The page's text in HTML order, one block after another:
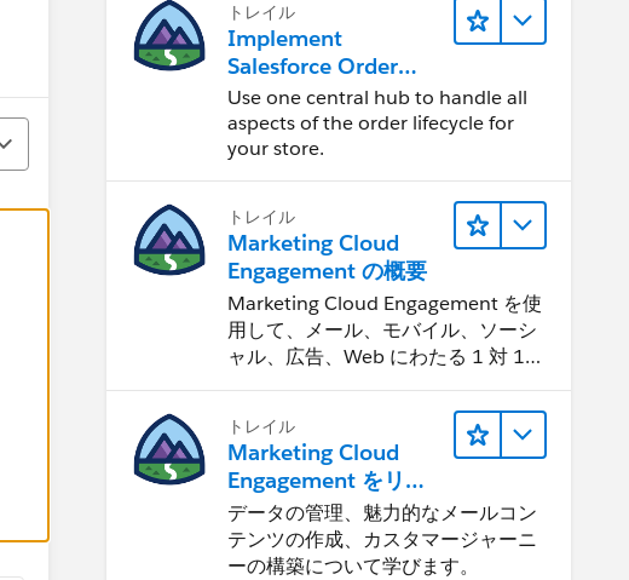
トレイル
Implement
Salesforce Order
Management with a
B2B, B2C, or B2B2C
Commerce Store
Use one central hub to handle all
aspects of the order lifecycle for
your store.
トレイル
Marketing Cloud
Engagement の概要
Marketing Cloud Engagement を使
用して、メール、モバイル、ソーシ
ャル、広告、Web にわたる 1 対 1
トレイル
Marketing Cloud
Engagement をリリ
ースする
データの管理、魅力的なメールコン
テンツの作成、カスタマージャーニ
ーの構築について学びます。